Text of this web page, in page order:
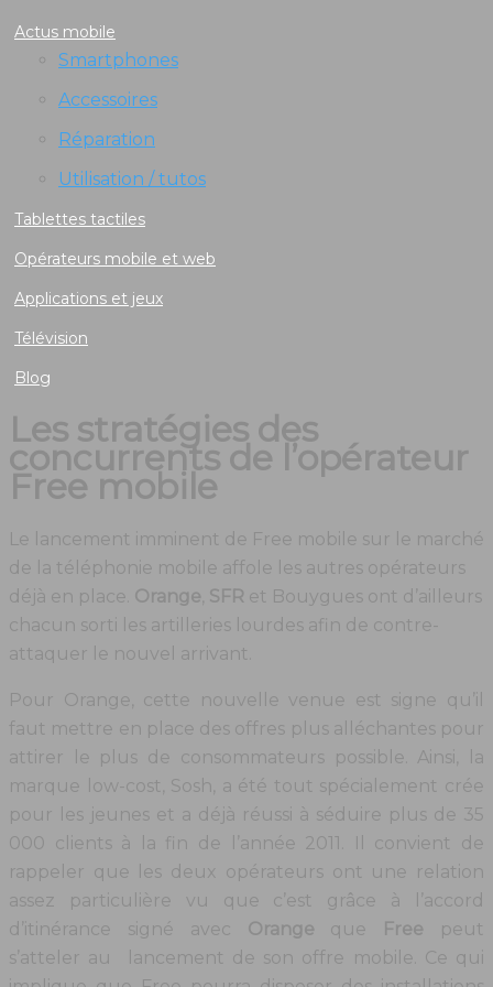
Actus mobile
Smartphones
Accessoires
Réparation
Utilisation / tutos
Tablettes tactiles
Opérateurs mobile et web
Applications et jeux
Télévision
Blog
Les stratégies des
concurrents de l’opérateur
Free mobile
Le lancement imminent de Free mobile sur le marché
de la téléphonie mobile affole les autres opérateurs
déjà en place. Orange SFR et Bouygues ont d’ailleurs
chacun sorti les artilleries lourdes afin de contre-
attaquer le nouvel arrivant.
Pour Orange, cette nouvelle venue est signe qu’il
faut mettre en place des offres plus alléchantes pour
attirer le plus de consommateurs possible. Ainsi, la
marque low-cost, Sosh, a été tout spécialement crée
pour les jeunes et a déjà réussi à séduire plus de 35
000 clients à la fin de l’année 2011. Il convient de
rappeler que les deux opérateurs ont une relation
assez particulière vu que c’est grâce à l’accord
d’itinérance signé avec Orange que Free peut
s’atteler au lancement de son offre mobile. Ce qui